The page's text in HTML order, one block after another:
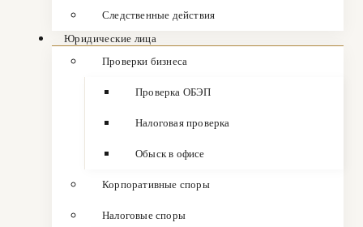
Следственные действия
Юридические лица
Проверки бизнеса
Проверка ОБЭП
Налоговая проверка
Обыск в офисе
Корпоративные споры
Налоговые споры